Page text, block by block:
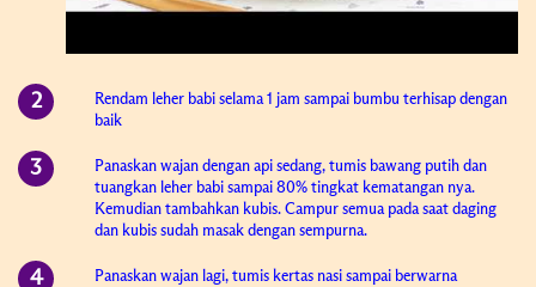
Rendam leher babi selama 1 jam sampai bumbu terhisap dengan
baik
Panaskan wajan dengan api sedang, tumis bawang putih dan
tuangkan leher babi sampai 80% tingkat kematangan nya.
Kemudian tambahkan kubis. Campur semua pada saat daging
dan kubis sudah masak dengan sempurna.
Panaskan wajan lagi, tumis kertas nasi sampai berwarna